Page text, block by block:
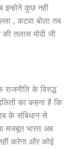
इन्होने कुछ नही
, कटवा बोला तब
तलास मोदी जी
के विरुद्ध
का कहना है कि
के संबिधान से
मजबूत भारत अब
करेगा और कोई